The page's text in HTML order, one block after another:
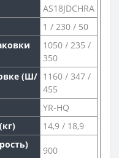
AS18JDCHRA
1 / 230 / 50
1050 / 235 /
350
(Ш/ 1160 / 347 /
455
YR-HQ
14,9 / 18,9
900